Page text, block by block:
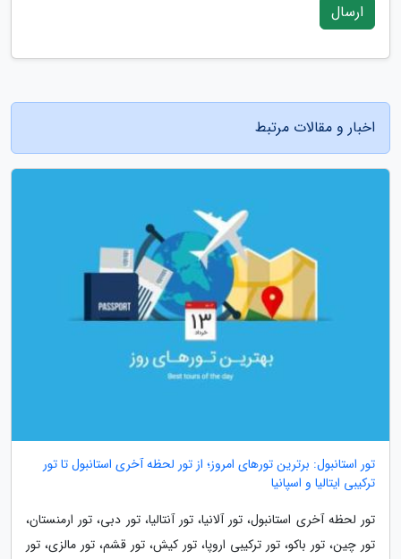
ارسال
اخبار و مقالات مرتبط
تور استانبول: برترین تورهای امروز؛ از تور لحظه آخری استانبول تا تور
ترکیبی ایتالیا و اسپانیا
تور لحظه آخری استانبول، تور آلانیا، تور آنتالیا، تور دبی، تور ارمنستان،
تور چین، تور باکو، تور ترکیبی اروپا، تور کیش، تور قشم، تور مالزی، تور